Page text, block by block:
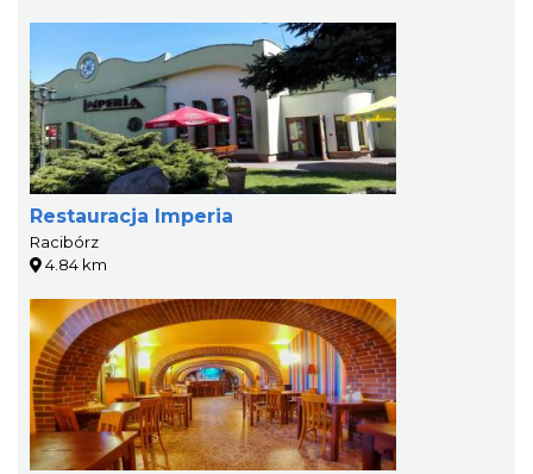
Restauracja Imperia
Racibórz
4.84 km